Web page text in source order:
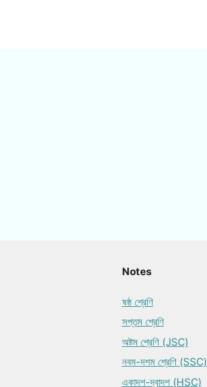
Notes
ষষ্ঠ শ্রেণি
সপ্তম শ্রেণি
অষ্টম শ্রেণি (JSC)
নবম-দশম শ্রেণি (SSC)
একাদশ-দ্বাদশ (HSC)